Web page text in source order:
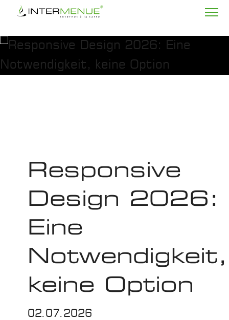
Responsive
Design 2026:
Eine
Notwendigkeit,
keine Option
02.07.2026